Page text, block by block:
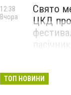
Свято
ЦКД
12:38
Вчора
ТОП НОВИНИ